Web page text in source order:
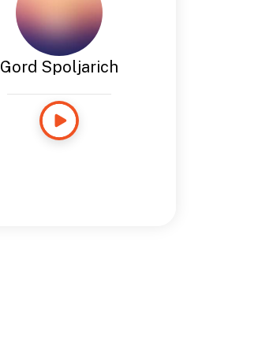
Gord Spoljarich